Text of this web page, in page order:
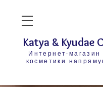
Katya & Kyudae
Интернет-магазин
косметики